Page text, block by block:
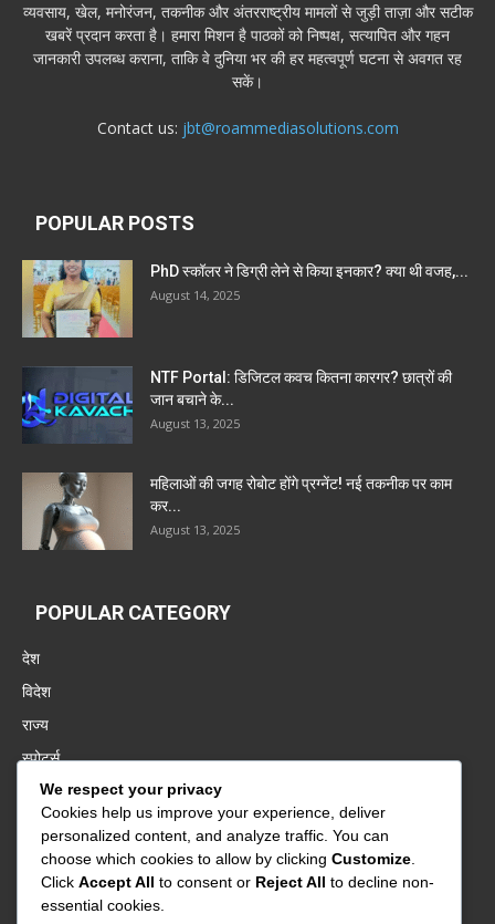
व्यवसाय, खेल, मनोरंजन, तकनीक और अंतरराष्ट्रीय मामलों से जुड़ी ताज़ा और सटीक
खबरें प्रदान करता है। हमारा मिशन है पाठकों को निष्पक्ष, सत्यापित और गहन
जानकारी उपलब्ध कराना, ताकि वे दुनिया भर की हर महत्वपूर्ण घटना से अवगत रह
सकें।
Contact us: jbt@roammediasolutions.com
POPULAR POSTS
PhD स्कॉलर ने डिग्री लेने से किया इनकार? क्या थी वजह,...
August 14, 2025
NTF Portal: डिजिटल कवच कितना कारगर? छात्रों की
जान बचाने के...
August 13, 2025
महिलाओं की जगह रोबोट होंगे प्रग्नेंट! नई तकनीक पर काम
कर...
August 13, 2025
POPULAR CATEGORY
देश
विदेश
राज्य
स्पोर्ट्स
पंजाब
बॉलीवुड
बिज़नेस
वायरल
We respect your privacy
Cookies help us improve your experience, deliver
personalized content, and analyze traffic. You can
choose which cookies to allow by clicking Customize
Click Accept All to consent or Reject All to decline non-
essential cookies.